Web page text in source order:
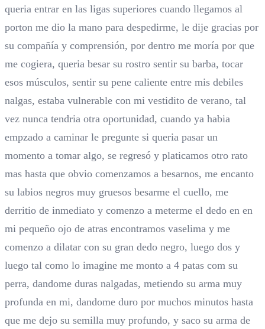
queria entrar en las ligas superiores cuando llegamos al
porton me dio la mano para despedirme, le dije gracias por
su compañía y comprensión, por dentro me moría por que
me cogiera, queria besar su rostro sentir su barba, tocar
esos músculos, sentir su pene caliente entre mis debiles
nalgas, estaba vulnerable con mi vestidito de verano, tal
vez nunca tendria otra oportunidad, cuando ya habia
empzado a caminar le pregunte si queria pasar un
momento a tomar algo, se regresó y platicamos otro rato
mas hasta que obvio comenzamos a besarnos, me encanto
su labios negros muy gruesos besarme el cuello, me
derritio de inmediato y comenzo a meterme el dedo en en
mi pequeño ojo de atras encontramos vaselima y me
comenzo a dilatar con su gran dedo negro, luego dos y
luego tal como lo imagine me monto a 4 patas com su
perra, dandome duras nalgadas, metiendo su arma muy
profunda en mi, dandome duro por muchos minutos hasta
que me dejo su semilla muy profundo, y saco su arma de